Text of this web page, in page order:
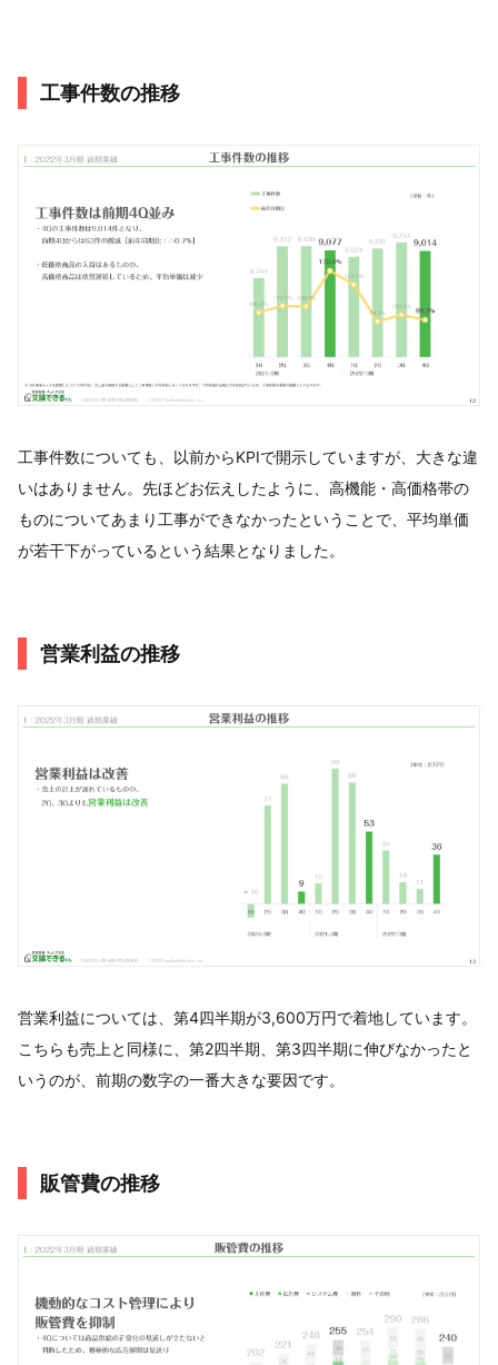
工事件数の推移
工事件数についても、以前からKPIで開示していますが、大きな違
いはありません。先ほどお伝えしたように、高機能・高価格帯の
ものについてあまり工事ができなかったということで、平均単価
が若干下がっているという結果となりました。
営業利益の推移
営業利益については、第4四半期が3,600万円で着地しています。
こちらも売上と同様に、第2四半期、第3四半期に伸びなかったと
いうのが、前期の数字の一番大きな要因です。
販管費の推移